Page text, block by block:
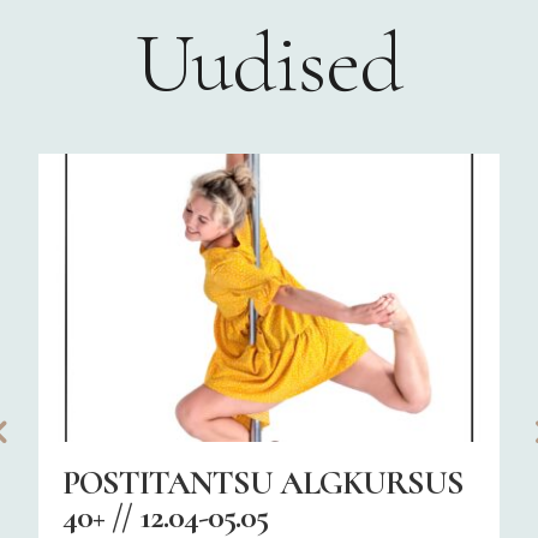
Uudised
POSTITANTSU ALGKURSUS
40+ // 12.04-05.05